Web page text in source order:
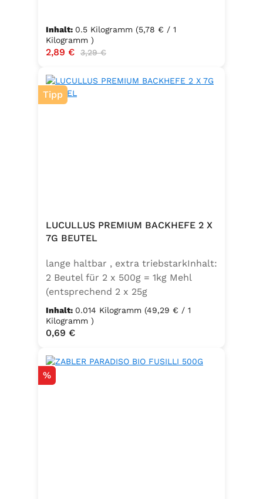
Inhalt: 0.5 Kilogramm (5,78 € / 1
Kilogramm )
Verkaufspreis:
2,89 € Regulärer Preis:
3,29 €
Tipp
LUCULLUS PREMIUM BACKHEFE 2 X
7G BEUTEL
lange haltbar , extra triebstarkInhalt:
2 Beutel für 2 x 500g = 1kg Mehl
(entsprechend 2 x 25g
Frischhefe)Zutaten: Trockenbackhefe
, Emulgator E491 (Unter
Schutzatmosphäre verpackt)
Inhalt: 0.014 Kilogramm (49,29 € / 1
Kilogramm )
Regulärer Preis:
0,69 €
Rabatt
%